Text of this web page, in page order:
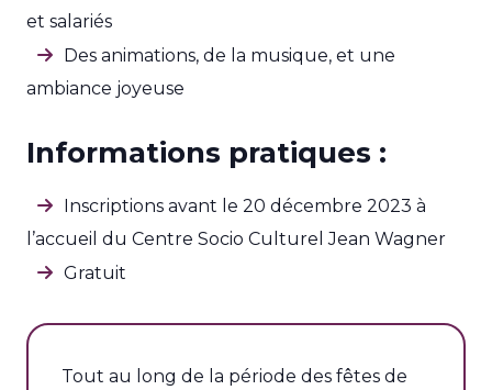
et salariés
Des animations, de la musique, et une
ambiance joyeuse
Informations pratiques :
Inscriptions avant le 20 décembre 2023 à
l’accueil du Centre Socio Culturel Jean Wagner
Gratuit
Tout au long de la période des fêtes de